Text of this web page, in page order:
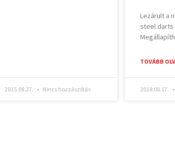
2015.08.27. Nincs hozzászólás
Lezárult a
steel darts
TOVÁBB
2018.08.17.